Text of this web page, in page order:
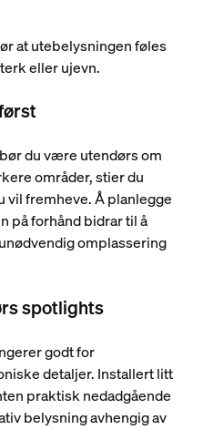
at utebelysningen føles
eller ujevn.
du være utendørs om
områder, stier du
vil fremheve. Å planlegge
på forhånd bidrar til å
omplassering
spotlights
godt for
detaljer. Installert litt
praktisk nedadgående
belysning avhengig av